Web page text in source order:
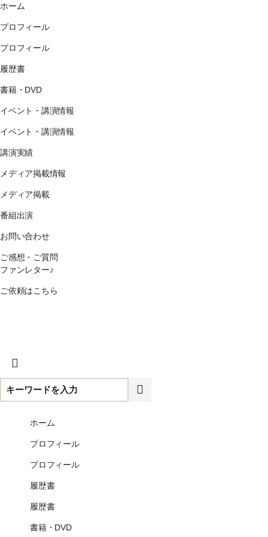
ホーム
プロフィール
プロフィール
履歴書
書籍・DVD
イベント・講演情報
イベント・講演情報
講演実績
メディア掲載情報
メディア掲載
番組出演
お問い合わせ
ご感想・ご質問
ファンレター♪
ご依頼はこちら
ホーム
プロフィール
プロフィール
履歴書
履歴書
書籍・DVD